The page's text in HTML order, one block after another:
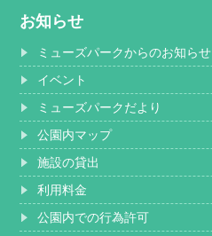
お知らせ
ミューズパークからのお知らせ
イベント
ミューズパークだより
公園内マップ
施設の貸出
利用料金
公園内での行為許可